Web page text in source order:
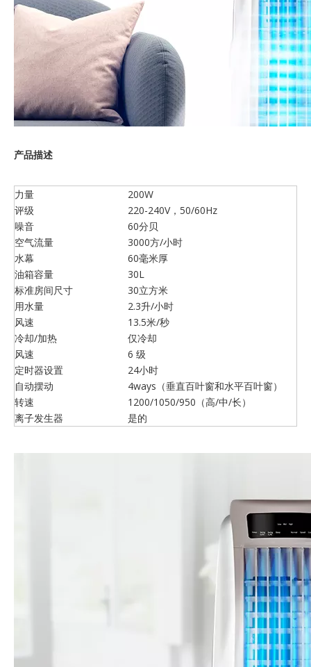
产品描述
力量
200W
评级
220-240V，50/60Hz
噪音
60分贝
空气流量
3000方/小时
水幕
60毫米厚
油箱容量
30L
标准房间尺寸
30立方米
用水量
2.3升/小时
风速
13.5米/秒
冷却/加热
仅冷却
风速
6 级
定时器设置
24小时
自动摆动
4ways（垂直百叶窗和水平百叶窗）
转速
1200/1050/950（高/中/长）
离子发生器
是的